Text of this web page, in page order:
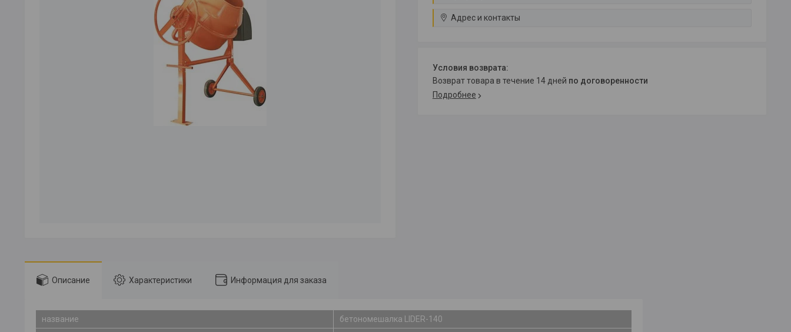
Адрес и контакты
возврат товара в течение 14 дней по договоренности
Подробнее
Описание Характеристики Информация для заказа
название
бетономешалка LIDER-140